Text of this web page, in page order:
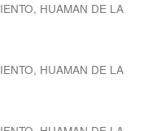
HUAMAN DE LA
HUAMAN DE LA